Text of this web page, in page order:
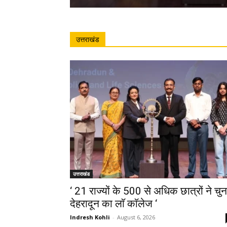
उत्तराखंड
उत्तराखंड
‘ 21 राज्यों के 500 से अधिक छात्रों ने
देहरादून का लाॅ काॅलेज ‘
Indresh Kohli - August 6, 2026